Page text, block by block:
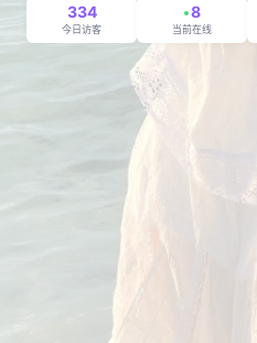
334
今日访客
8
当前在线